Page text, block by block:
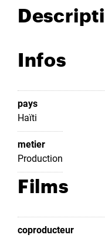
Infos
pays
Haïti
metier
Production
Films
coproducteur